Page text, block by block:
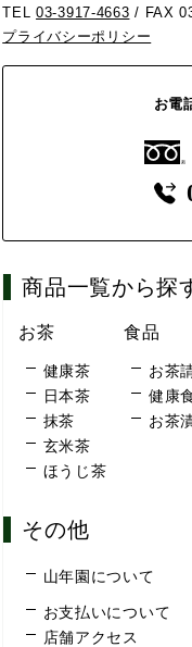
TEL03-3917-4663 / FAX
プライバシーポリシー
お電
商品一覧から探
お茶
健康茶
日本茶
抹茶
玄米茶
ほうじ茶
食品
お茶
健康
お茶
その他
山年園について
お支払いについて
店舗アクセス